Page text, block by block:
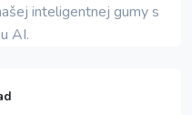
inteligentnej gumy s
AI.